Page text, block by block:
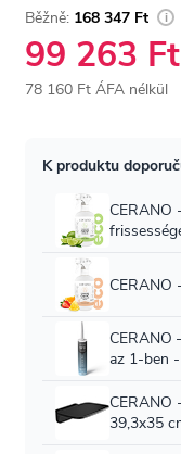
168 347 Ft
99 263 Ft
78 160 Ft ÁFA nélkül